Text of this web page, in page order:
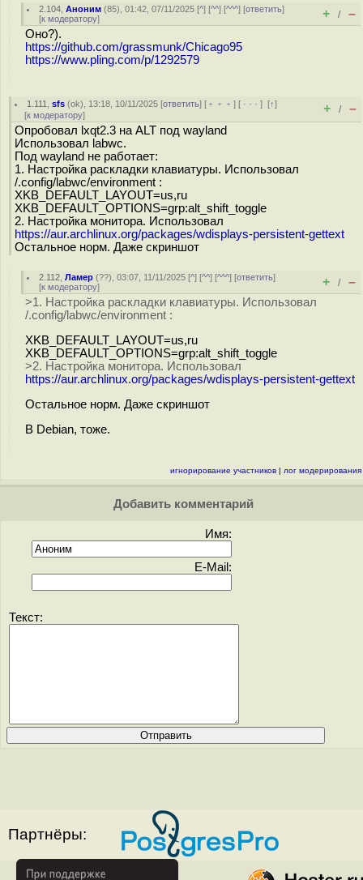
2.104 ,Аноним (85), 01:42, 07/11/2025 [^] [^^] [^^^] [ответить]
[к модератору] + / –
Оно?).
https://github.com/grassmunk/Chicago95
https://www.pling.com/p/1292579
1.111 ,sfs (ok), 13:18, 10/11/2025 [ответить] [ ﹢﹢﹢] [ · · ·][↑]
[к модератору] + / –
Опробовал lxqt2.3 на ALT под wayland
Использовал labwc.
Под wayland не работает:
1. Настройка раскладки клавиатуры. Использовал
/.config/labwc/environment :
XKB_DEFAULT_LAYOUT=us,ru
XKB_DEFAULT_OPTIONS=grp:alt_shift_toggle
2. Настройка монитора. Использовал
https://aur.archlinux.org/packages/wdisplays-persistent-gettext
Остальное норм. Даже скриншот
2.112 ,Ламер (??), 03:07, 11/11/2025 [^] [^^] [^^^] [ответить]
[к модератору] + / –
>1. Настройка раскладки клавиатуры. Использовал
/.config/labwc/environment :
XKB_DEFAULT_LAYOUT=us,ru
XKB_DEFAULT_OPTIONS=grp:alt_shift_toggle
>2. Настройка монитора. Использовал
https://aur.archlinux.org/packages/wdisplays-persistent-gettext
Остальное норм. Даже скриншот
В Debian, тоже.
игнорирование участников | лог модерирования
Добавить комментарий
Имя:
E-Mail:
Текст:
Партнёры: